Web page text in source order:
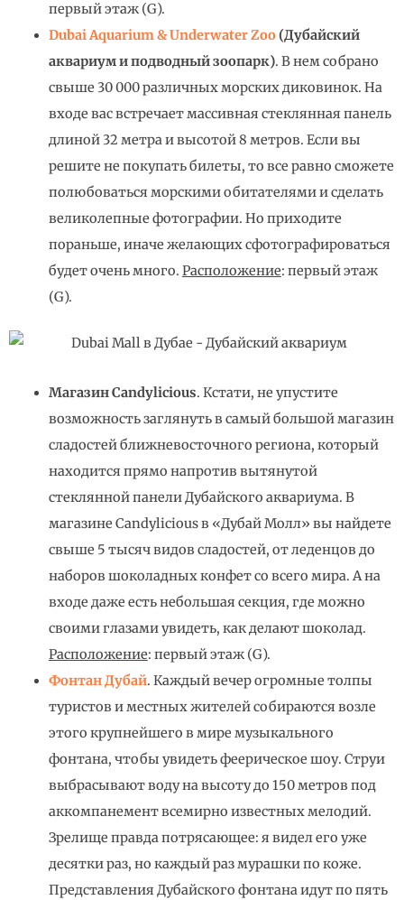
первый этаж (G).
Dubai Aquarium & Underwater Zoo(Дубайский
аквариум и подводный зоопарк). В нем собрано
свыше 30 000 различных морских диковинок. На
входе вас встречает массивная стеклянная панель
длиной 32 метра и высотой 8 метров. Если вы
решите не покупать билеты, то все равно сможете
полюбоваться морскими обитателями и сделать
великолепные фотографии. Но приходите
пораньше, иначе желающих сфотографироваться
будет очень много. Расположение: первый этаж
(G).
Магазин Candylicious. Кстати, не упустите
возможность заглянуть в самый большой магазин
сладостей ближневосточного региона, который
находится прямо напротив вытянутой
стеклянной панели Дубайского аквариума. В
магазине Candylicious в «Дубай Молл» вы найдете
свыше 5 тысяч видов сладостей, от леденцов до
наборов шоколадных конфет со всего мира. А на
входе даже есть небольшая секция, где можно
своими глазами увидеть, как делают шоколад.
Расположение: первый этаж (G).
Фонтан Дубай. Каждый вечер огромные толпы
туристов и местных жителей собираются возле
этого крупнейшего в мире музыкального
фонтана, чтобы увидеть феерическое шоу. Струи
выбрасывают воду на высоту до 150 метров под
аккомпанемент всемирно известных мелодий.
Зрелище правда потрясающее: я видел его уже
десятки раз, но каждый раз мурашки по коже.
Представления Дубайского фонтана идут по пять